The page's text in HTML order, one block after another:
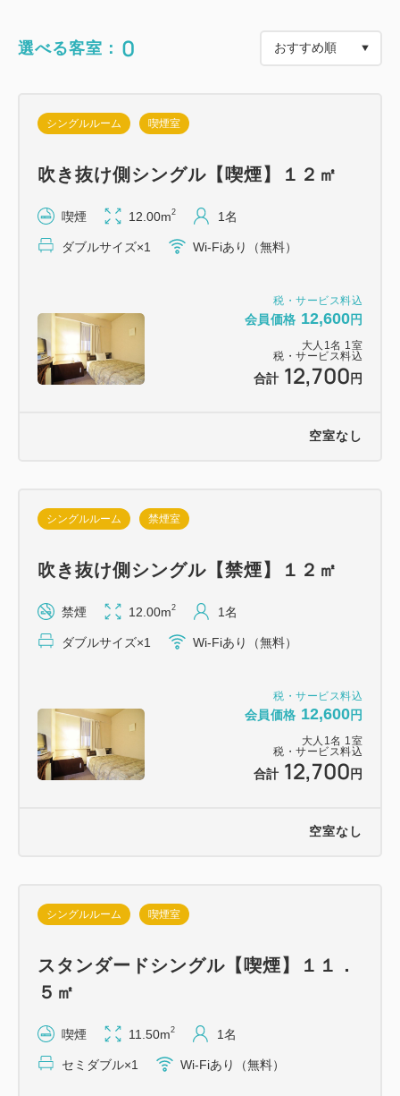
☆館内１階には館内浴場「めぐみの湯」がございま
を地下100ｍより汲み上げた体に優しいお湯です。旅
は無料。
ご利用時間：朝6：00～10：00、夜16：00～0：
☆観光施設文翔館やJA山形県ビル、商工会議所ビ
ル、山形市役所など官庁・オフィス街も徒歩１分。
☆全室インターネット（Wi-Fi）配備、加湿機能付き
☆通常１０時のチェックアウトを、本予約の方特典と
して１１時までサービス！
☆ホテル１階に24時間コンビニ「ローソン」あり
（酒・タバコ販売）。
30まで750円・この時間帯以外は別料金が必要です、
また夜0：00～朝6：00は入出庫不可。）
選べる客室： 0
税・サービス料込
会員価格 12,600円
大人 1 名 1 室
税・サービス料込
合計 12,700 円
シングルルーム 喫煙室
吹き抜け側シングル【喫煙】１２㎡
喫煙 12.00m2 1名
ダブルサイズ×1 Wi-Fiあり（無料）
空室なし
税・サービス料込
会員価格 12,600円
大人 1 名 1 室
税・サービス料込
合計 12,700 円
シングルルーム 禁煙室
吹き抜け側シングル【禁煙】１２㎡
禁煙 12.00m2 1名
ダブルサイズ×1 Wi-Fiあり（無料）
空室なし
シングルルーム 喫煙室
スタンダードシングル【喫煙】１１．
５㎡
喫煙 11.50m2 1名
セミダブル×1 Wi-Fiあり（無料）